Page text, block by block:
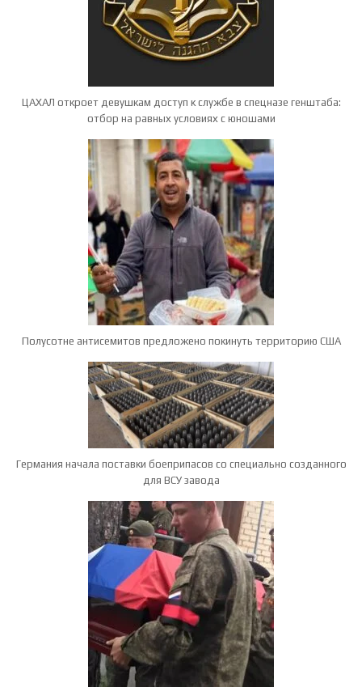
ЦАХАЛ откроет девушкам доступ к службе в спецназе генштаба:
отбор на равных условиях с юношами
Полусотне антисемитов предложено покинуть территорию США
Германия начала поставки боеприпасов со специально созданного
для ВСУ завода